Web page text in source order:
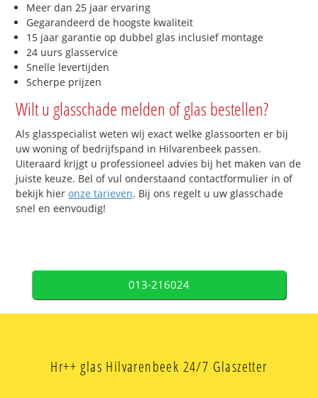
Meer dan 25 jaar ervaring
Gegarandeerd de hoogste kwaliteit
15 jaar garantie op dubbel glas inclusief montage
24 uurs glasservice
Snelle levertijden
Scherpe prijzen
Wilt u glasschade melden of glas bestellen?
Als glasspecialist weten wij exact welke glassoorten er bij
uw woning of bedrijfspand in Hilvarenbeek passen.
Uiteraard krijgt u professioneel advies bij het maken van de
juiste keuze. Bel of vul onderstaand contactformulier in of
bekijk hieronze tarieven. Bij ons regelt u uw glasschade
snel en eenvoudig!
013-216024
Hr++ glas Hilvarenbeek 24/7 Glaszetter